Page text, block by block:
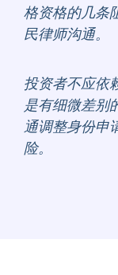
格资格的几条
民律师沟通。
投资者不应依
是有细微差别
通调整身份申
险。